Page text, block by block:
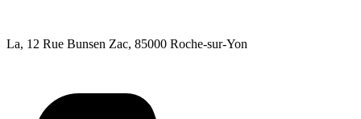
La, 12 Rue Bunsen Zac, 85000 Roche-sur-Yon